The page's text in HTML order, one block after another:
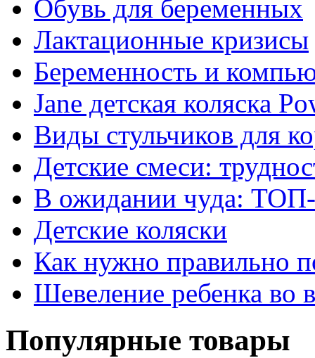
Обувь для беременных
Лактационные кризисы
Беременность и
Jane детская коляска
Виды стульчиков для
Детские смеси:
В ожидании чуда: ТОП-
Детские коляски
Как нужно правильно
Шевеление ребенка во
Популярные товары